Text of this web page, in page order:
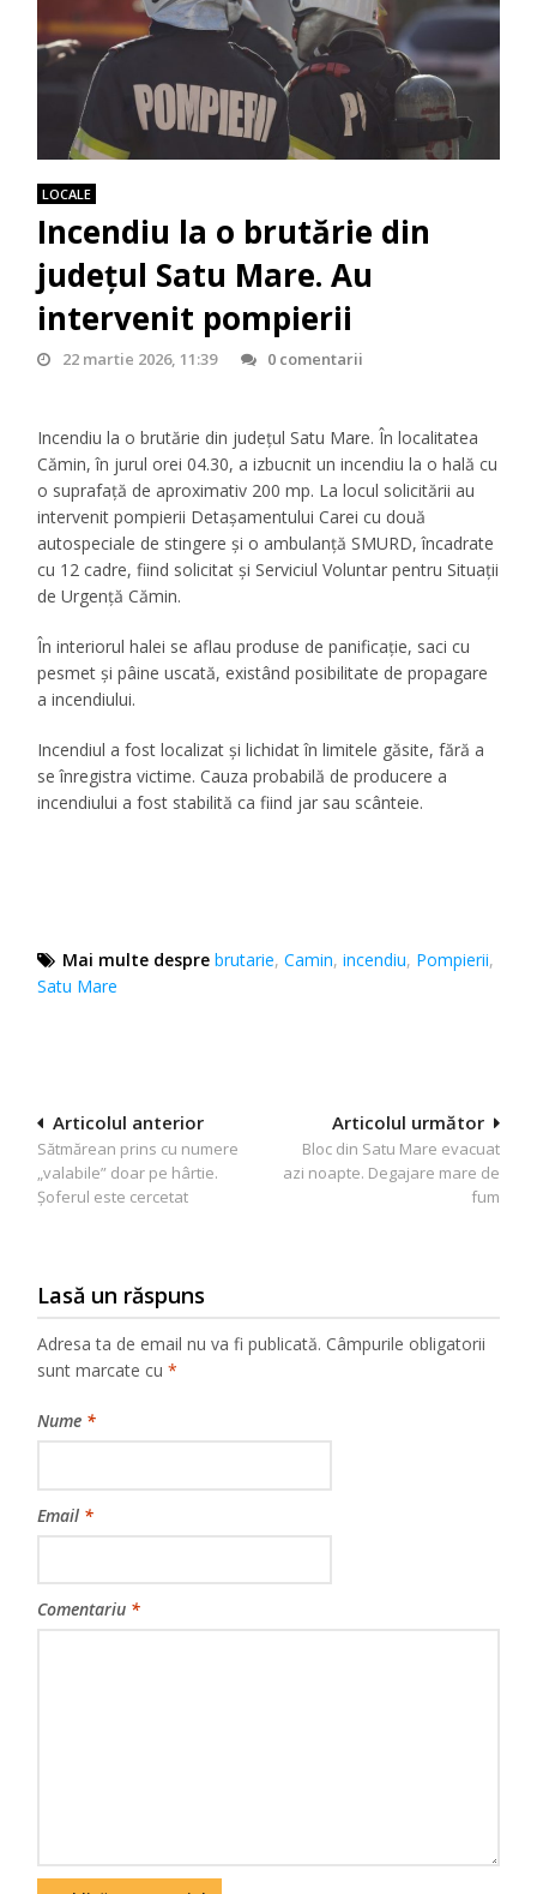
LOCALE
Incendiu la o brutărie din
judeţul Satu Mare. Au
intervenit pompierii
22 martie 2026, 11:39 0 comentarii
Incendiu la o brutărie din judeţul Satu Mare. În localitatea
Cămin, în jurul orei 04.30, a izbucnit un incendiu la o hală cu
o suprafață de aproximativ 200 mp. La locul solicitării au
intervenit pompierii Detașamentului Carei cu două
autospeciale de stingere și o ambulanță SMURD, încadrate
cu 12 cadre, fiind solicitat și Serviciul Voluntar pentru Situații
de Urgență Cămin.
În interiorul halei se aflau produse de panificație, saci cu
pesmet și pâine uscată, existând posibilitate de propagare
a incendiului.
Incendiul a fost localizat și lichidat în limitele găsite, fără a
se înregistra victime. Cauza probabilă de producere a
incendiului a fost stabilită ca fiind jar sau scânteie.
Mai multe despre brutarie,Camin,incendiu, Pompierii,
Satu Mare
Navigare
în
articole
Articolul următor
Bloc din Satu Mare evacuat
azi noapte. Degajare mare de
fum
Articolul anterior
Sătmărean prins cu numere
„valabile” doar pe hârtie.
Șoferul este cercetat
Lasă un răspuns
Adresa ta de email nu va fi publicată. Câmpurile obligatorii
sunt marcate cu*
Nume *
Email *
Comentariu *